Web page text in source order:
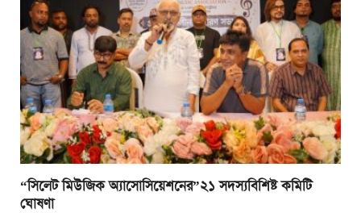
“সিলেট মিউজিক অ্যাসোসিয়েশনের”২১ সদস্যবিশিষ্ট কমিটি
ঘোষণা